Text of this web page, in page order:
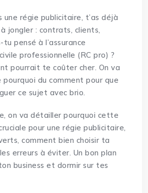
une régie publicitaire, t’as déjà
jongler : contrats, clients,
pensé à l’assurance
professionnelle (RC pro) ?
pourrait te coûter cher. On va
pourquoi du comment pour que
ce sujet avec brio.
on va détailler pourquoi cette
pour une régie publicitaire,
comment bien choisir ta
erreurs à éviter. Un bon plan
business et dormir sur tes